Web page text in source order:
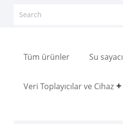
Tüm ürünler Su sayacı
Veri Toplayıcılar ve Cihaz